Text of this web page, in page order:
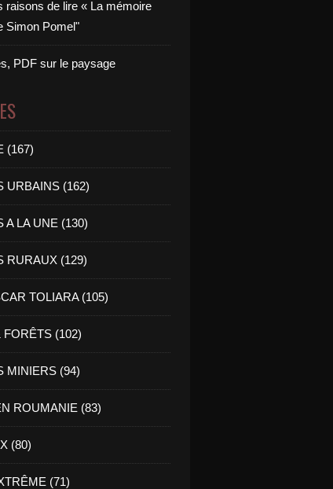
raisons de lire « La mémoire
Simon Pomel"
PDF sur le paysage
(167)
URBAINS (162)
A LA UNE (130)
RURAUX (129)
TOLIARA (105)
(102)
MINIERS (94)
ROUMANIE (83)
(80)
(71)